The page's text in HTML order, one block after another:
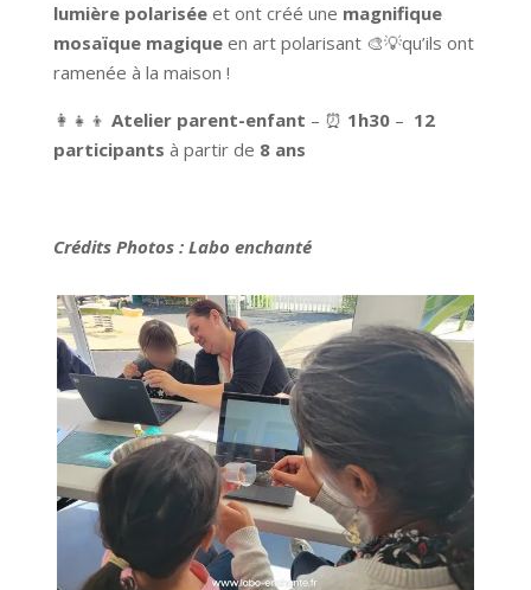
lumière polariséeet ont créé une magnifique
mosaïque magiqueen art polarisant 🎨💡qu’ils ont
ramenée à la maison !
👩‍👧‍👦 Atelier parent-enfant – ⏰ 1h30– 12
participants à partir de 8 ans
Crédits Photos : Labo enchanté